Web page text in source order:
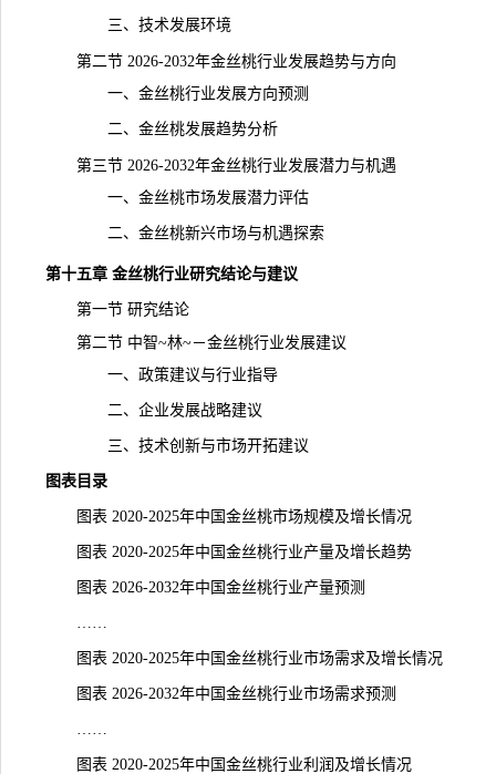
三、技术发展环境
第二节 2026-2032年金丝桃行业发展趋势与方向
一、金丝桃行业发展方向预测
二、金丝桃发展趋势分析
第三节 2026-2032年金丝桃行业发展潜力与机遇
一、金丝桃市场发展潜力评估
二、金丝桃新兴市场与机遇探索
第十五章 金丝桃行业研究结论与建议
第一节 研究结论
第二节 中智~林~－金丝桃行业发展建议
一、政策建议与行业指导
二、企业发展战略建议
三、技术创新与市场开拓建议
图表目录
图表 2020-2025年中国金丝桃市场规模及增长情况
图表 2020-2025年中国金丝桃行业产量及增长趋势
图表 2026-2032年中国金丝桃行业产量预测
……
图表 2020-2025年中国金丝桃行业市场需求及增长情况
图表 2026-2032年中国金丝桃行业市场需求预测
……
图表 2020-2025年中国金丝桃行业利润及增长情况